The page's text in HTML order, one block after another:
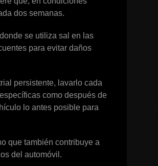
dos semanas.
se utiliza sal en las
para evitar daños
persistente, lavarlo cada
como después de
lo antes posible para
que también contribuye a
del automóvil.